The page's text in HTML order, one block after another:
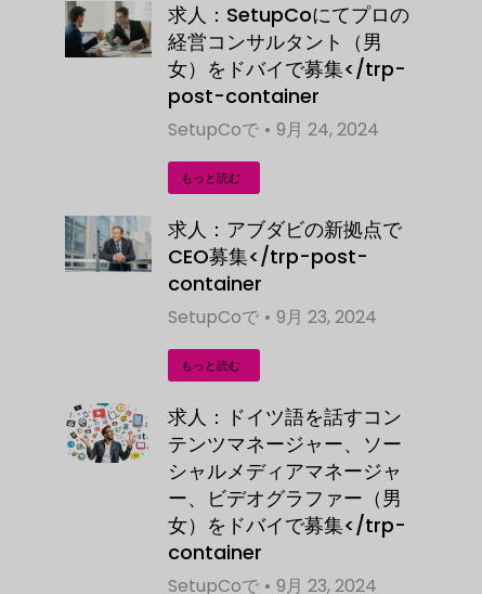
求人：SetupCoにてプロの
経営コンサルタント（男
女）をドバイで募集</trp-
post-container
SetupCoで 9月 24, 2024
もっと読む
求人：アブダビの新拠点で
CEO募集</trp-post-
container
SetupCoで 9月 23, 2024
もっと読む
求人：ドイツ語を話すコン
テンツマネージャー、ソー
シャルメディアマネージャ
ー、ビデオグラファー（男
女）をドバイで募集</trp-
container
SetupCoで 9月 23, 2024